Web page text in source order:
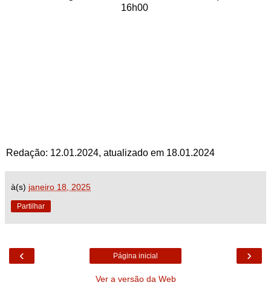
16h00
Redação: 12.01.2024, atualizado em 18.01.2024
à(s) janeiro 18, 2025
Partilhar
‹ ›
Página inicial
Ver a versão da Web